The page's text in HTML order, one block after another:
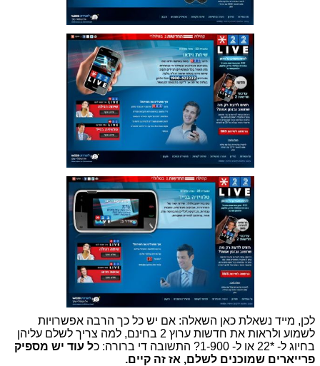
לכן, מייד נשאלת כאן השאלה: אם יש כל כך הרבה אפשרויות
לשמוע ולראות את חדשות ערוץ 2 בחינם, למה צריך לשלם עליהן
בחיוג ל- *22 או ל- 1-900? התשובה די ברורה: כ
ל עוד יש מספיק
פרייארים שמוכנים לשלם, אז זה קיים.